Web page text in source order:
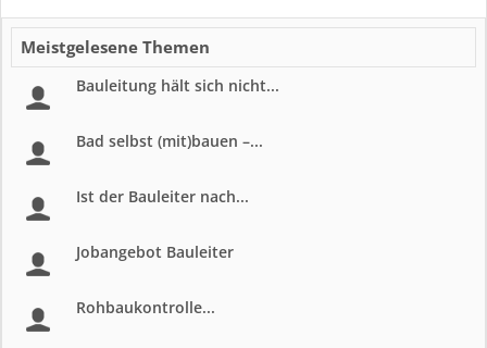
Meistgelesene Themen
Bauleitung hält sich nicht...
Bad selbst (mit)bauen –...
Ist der Bauleiter nach...
Jobangebot Bauleiter
Rohbaukontrolle...